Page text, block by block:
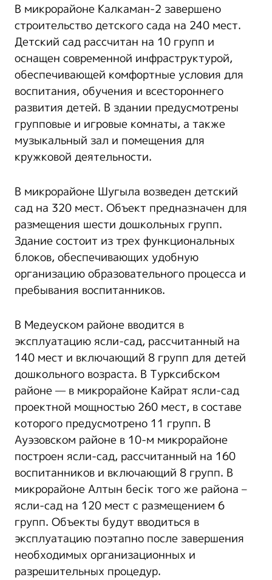
В микрорайоне Калкаман-2 завершено
строительство детского сада на 240 мест.
Детский сад рассчитан на 10 групп и
оснащен современной инфраструктурой,
обеспечивающей комфортные условия для
воспитания, обучения и всестороннего
развития детей. В здании предусмотрены
групповые и игровые комнаты, а также
музыкальный зал и помещения для
кружковой деятельности.
В микрорайоне Шугыла возведен детский
сад на 320 мест. Объект предназначен для
размещения шести дошкольных групп.
Здание состоит из трех функциональных
блоков, обеспечивающих удобную
организацию образовательного процесса и
пребывания воспитанников.
В Медеуском районе вводится в
эксплуатацию ясли-сад, рассчитанный на
140 мест и включающий 8 групп для детей
дошкольного возраста. В Турксибском
районе — в микрорайоне Кайрат ясли-сад
проектной мощностью 260 мест, в составе
которого предусмотрено 11 групп. В
Ауэзовском районе в 10-м микрорайоне
построен ясли-сад, рассчитанный на 160
воспитанников и включающий 8 групп. В
микрорайоне Алтын бесік того же района –
ясли-сад на 120 мест с размещением 6
групп. Объекты будут вводиться в
эксплуатацию поэтапно после завершения
необходимых организационных и
разрешительных процедур.